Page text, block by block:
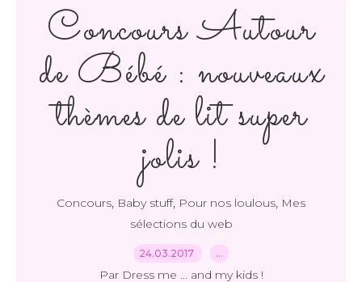
Concours Autour
de Bébé : nouveaux
thèmes de lit super
jolis !
Concours, Baby stuff, Pour nos loulous, Mes
sélections du web
24.03.2017 …
Par Dress me ... and my kids !